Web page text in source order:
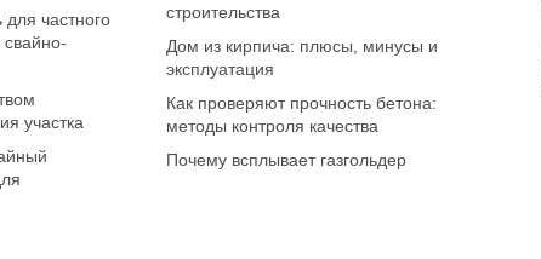
частного
участка
строительства
Дом из кирпича: плюсы, минусы и
эксплуатация
Как проверяют прочность бетона:
методы контроля качества
Почему всплывает газгольдер